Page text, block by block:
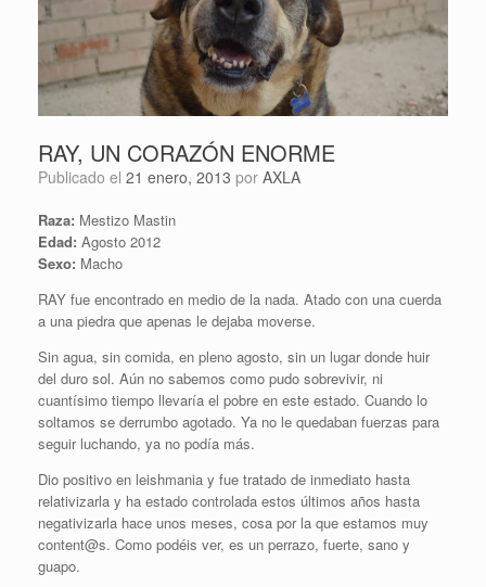
RAY, UN CORAZÓN ENORME
Publicado el 21 enero, 2013 por AXLA
Raza: Mestizo Mastin
Edad: Agosto 2012
Sexo: Macho
RAY fue encontrado en medio de la nada. Atado con una cuerda
a una piedra que apenas le dejaba moverse.
Sin agua, sin comida, en pleno agosto, sin un lugar donde huir
del duro sol. Aún no sabemos como pudo sobrevivir, ni
cuantísimo tiempo llevaría el pobre en este estado. Cuando lo
soltamos se derrumbo agotado. Ya no le quedaban fuerzas para
seguir luchando, ya no podía más.
Dio positivo en leishmania y fue tratado de inmediato hasta
relativizarla y ha estado controlada estos últimos años hasta
negativizarla hace unos meses, cosa por la que estamos muy
content@s. Como podéis ver, es un perrazo, fuerte, sano y
guapo.